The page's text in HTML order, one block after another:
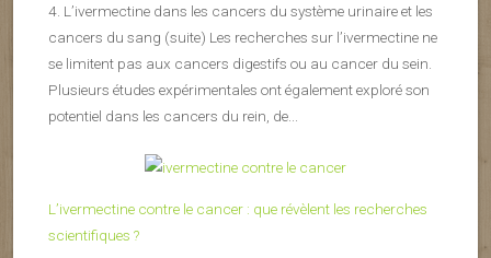
4. L’ivermectine dans les cancers du système urinaire et les
cancers du sang (suite) Les recherches sur l’ivermectine ne
se limitent pas aux cancers digestifs ou au cancer du sein.
Plusieurs études expérimentales ont également exploré son
potentiel dans les cancers du rein, de...
L’ivermectine contre le cancer : que révèlent les recherches
scientifiques ?